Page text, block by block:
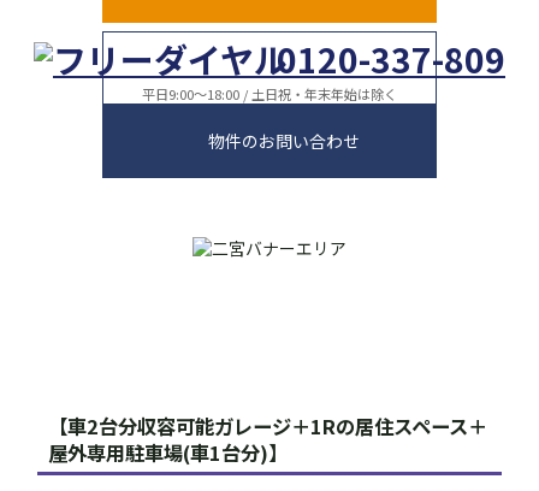
0120-337-809
平日9:00～18:00 / 土日祝・年末年始は除く
物件のお問い合わせ
【車2台分収容可能ガレージ＋1Rの居住スペース＋
屋外専用駐車場(車1台分)】